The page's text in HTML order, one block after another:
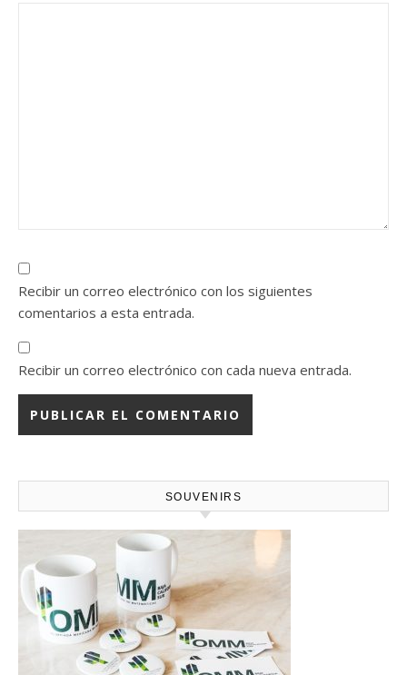
Recibir un correo electrónico con los siguientes
comentarios a esta entrada.
Recibir un correo electrónico con cada nueva entrada.
SOUVENIRS